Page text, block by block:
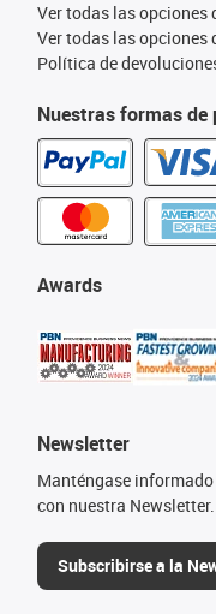
Nuestras formas de
Awards
Newsletter
Manténgase
con nuestra Newsletter.
Subscribirse a la
Ver todas las opciones
Ver todas las opciones
Política de